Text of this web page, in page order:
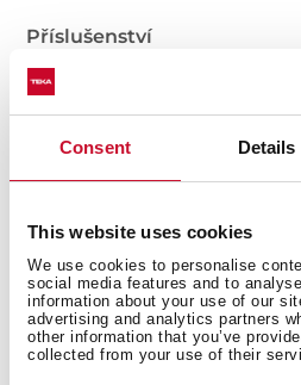
Consent Details
This website uses cookies
We use cookies to personalise
social media features and to
information about your use of our
advertising and analytics partners
other information that you’ve
collected from your use of their
Příslušenství
Mohlo by se vám líbit
Manuály